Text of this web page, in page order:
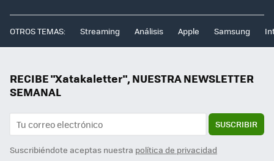
OTROS TEMAS: Streaming Análisis Apple Samsung
RECIBE "Xatakaletter", NUESTRA NEWSLETTER
SEMANAL
SUSCRIBIR
Suscribiéndote aceptas nuestra política de privacidad